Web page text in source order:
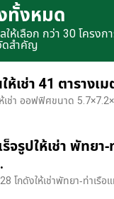
ทั้งหมด
ให้เลือก กว่า 30 โครง
ดสำคัญ
ห้เช่า 41 ตารางเ
ห้เช่า ออฟฟิศขนาด
ร็จรูปให้เช่า พัทยา
โกดังให้เช่าพัทยา-ท่าเรื